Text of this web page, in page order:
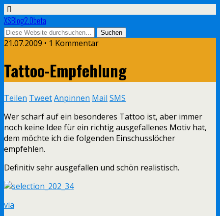
XSBlog2.0beta
21.07.2009 • 1 Kommentar
Tattoo-Empfehlung
Teilen TweetAnpinnen Mail SMS
Wer scharf auf ein besonderes Tattoo ist, aber immer
noch keine Idee für ein richtig ausgefallenes Motiv hat,
dem möchte ich die folgenden Einschusslöcher
empfehlen.
Definitiv sehr ausgefallen und schön realistisch.
via